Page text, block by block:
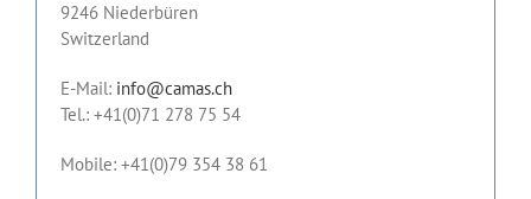
9246 Niederbüren
Switzerland
E-Mail: info@camas.ch
Tel.: +41(0)71 278 75 54
Mobile: +41(0)79 354 38 61